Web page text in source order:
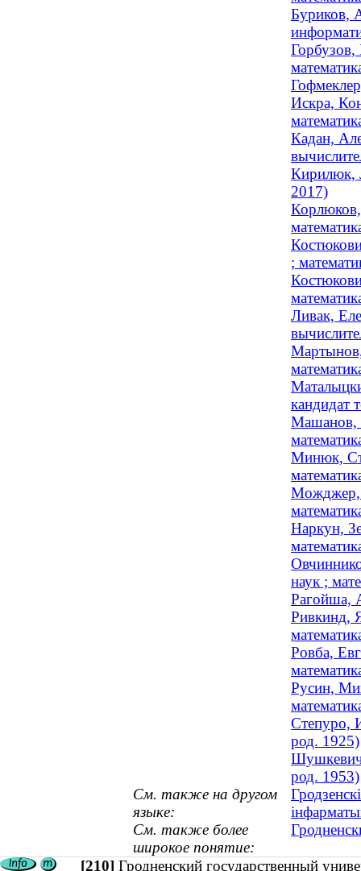
Буриков,
Горбузов,
Искра,
Кадан,
Кирилюк,
2017)
Корлюков,
;
Ливак,
кандидат
Машанов,
Минюк,
Можджер,
Наркун,
наук ;
Рагойша,
Ривкинд,
Ровба,
Русин,
Степуро,
род. 1925)
род. 1953)
См. также на другом
языке:
См. также более
широкое понятие:
[210] Гродненский государственный